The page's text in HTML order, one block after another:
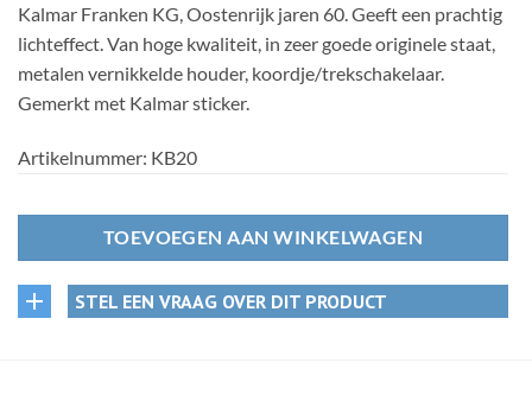
Kalmar Franken KG, Oostenrijk jaren 60. Geeft een prachtig
lichteffect. Van hoge kwaliteit, in zeer goede originele staat,
metalen vernikkelde houder, koordje/trekschakelaar.
Gemerkt met Kalmar sticker.
Artikelnummer: KB20
TOEVOEGEN AAN WINKELWAGEN
STEL EEN VRAAG OVER DIT PRODUCT